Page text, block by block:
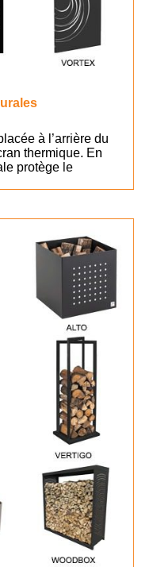
à l’arrière du
thermique. En
protège le